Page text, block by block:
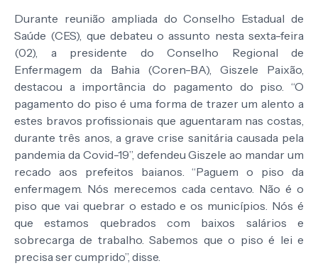
Durante reunião ampliada do Conselho Estadual de
Saúde (CES), que debateu o assunto nesta sexta-feira
(02), a presidente do Conselho Regional de
Enfermagem da Bahia (Coren-BA), Giszele Paixão,
destacou a importância do pagamento do piso. “O
pagamento do piso é uma forma de trazer um alento a
estes bravos profissionais que aguentaram nas costas,
durante três anos, a grave crise sanitária causada pela
pandemia da Covid-19”, defendeu Giszele ao mandar um
recado aos prefeitos baianos. “Paguem o piso da
enfermagem. Nós merecemos cada centavo. Não é o
piso que vai quebrar o estado e os municípios. Nós é
que estamos quebrados com baixos salários e
sobrecarga de trabalho. Sabemos que o piso é lei e
precisa ser cumprido”, disse.